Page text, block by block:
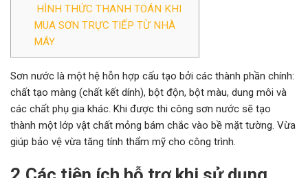
HÌNH THỨC THANH TOÁN KHI
MUA SƠN TRỰC TIẾP TỪ NHÀ
MÁY
Sơn nước là một hệ hỗn hợp cấu tạo bởi các thành phần chính:
chất tạo màng (chất kết dính), bột độn, bột màu, dung môi và
các chất phụ gia khác. Khi được thi công sơn nước sẽ tạo
thành một lớp vật chất mỏng bám chắc vào bề mặt tường. Vừa
giúp bảo vệ vừa tăng tính thẩm mỹ cho công trình.